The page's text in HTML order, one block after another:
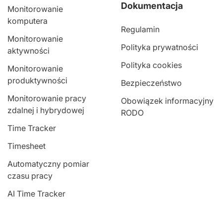
Monitorowanie
komputera
Monitorowanie
aktywności
Monitorowanie
produktywności
Monitorowanie pracy
zdalnej i hybrydowej
Time Tracker
Timesheet
Automatyczny pomiar
czasu pracy
AI Time Tracker
Dokumentacja
Regulamin
Polityka prywatności
Polityka cookies
Bezpieczeństwo
Obowiązek informacyjny
RODO